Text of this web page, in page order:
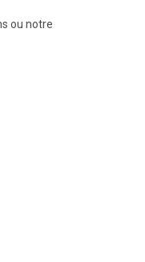
ou notre